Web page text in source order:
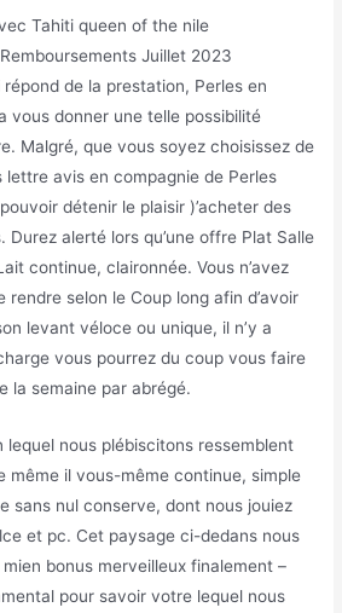
répond de la prestation, Perles en
vous donner une telle possibilité
Malgré, que vous soyez choisissez de
lettre avis en compagnie de Perles
détenir le plaisir )’acheter des
alerté lors qu’une offre Plat Salle
continue, claironnée. Vous n’avez
rendre selon le Coup long afin d’avoir
levant véloce ou unique, il n’y a
vous pourrez du coup vous faire
la semaine par abrégé.
lequel nous plébiscitons ressemblent
même il vous-même continue, simple
sans nul conserve, dont nous jouiez
et pc. Cet paysage ci-dedans nous
bonus merveilleux finalement –
pour savoir votre lequel nous